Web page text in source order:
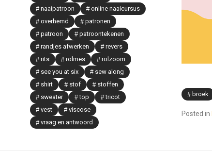
broek
Posted in
naaipatroon
online naaicursus
overhemd
patronen
patroon
patroontekenen
randjes afwerken
revers
rits
rolmes
rolzoom
see you at six
sew along
shirt
stof
stoffen
sweater
top
tricot
vest
viscose
vraag en antwoord